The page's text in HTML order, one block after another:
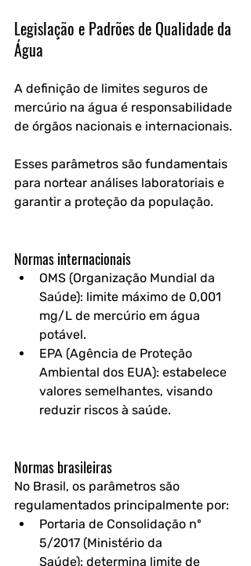
Legislação e Padrões de Qualidade da
Água
A definição de limites seguros de
mercúrio na água é responsabilidade
de órgãos nacionais e internacionais.
Esses parâmetros são fundamentais
para nortear análises laboratoriais e
garantir a proteção da população.
Normas internacionais
OMS (Organização Mundial da
Saúde): limite máximo de 0,001
mg/L de mercúrio em água
potável.
EPA (Agência de Proteção
Ambiental dos EUA): estabelece
valores semelhantes, visando
reduzir riscos à saúde.
Normas brasileiras
No Brasil, os parâmetros são
regulamentados principalmente por:
Portaria de Consolidação nº
5/2017 (Ministério da
Saúde): determina limite de